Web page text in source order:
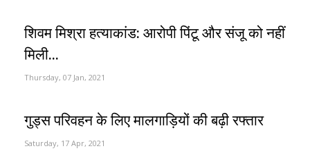
शिवम मिश्रा हत्याकांड: आरोपी पिंटू और संजू को नहीं
मिली...
Thursday, 07 Jan, 2021
गुड्स परिवहन के लिए मालगाड़ियों की बढ़ी रफ्तार
Saturday, 17 Apr, 2021